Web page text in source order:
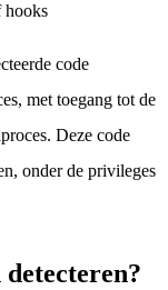
hooks
code
met toegang tot de
Deze code
onder de privileges